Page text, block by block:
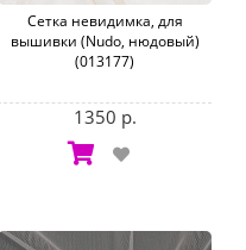
Сетка невидимка, для
вышивки (Nudo, нюдовый)
(013177)
1350 р.